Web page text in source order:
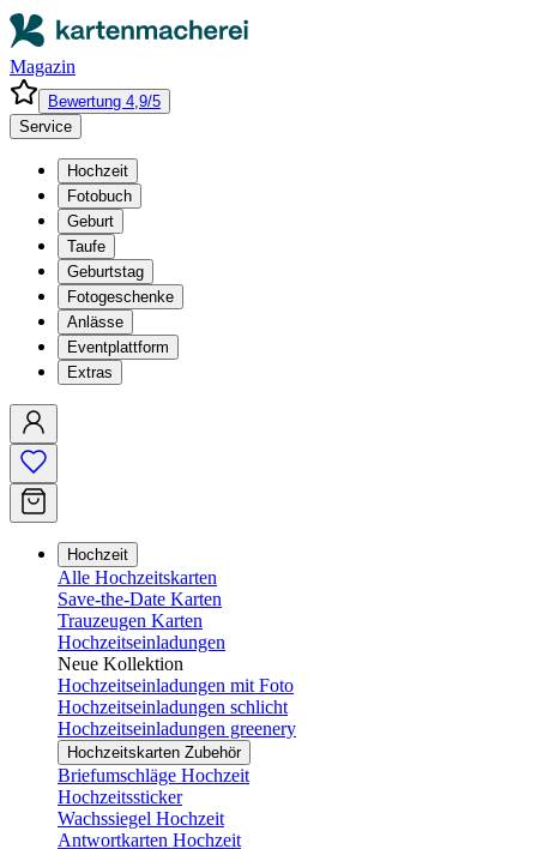
Magazin
Bewertung 4,9/5
Service
Hochzeit
Fotobuch
Geburt
Taufe
Geburtstag
Fotogeschenke
Anlässe
Eventplattform
Extras
Hochzeit
Alle Hochzeitskarten
Save-the-Date Karten
Trauzeugen Karten
Hochzeitseinladungen
Neue Kollektion
Hochzeitseinladungen mit Foto
Hochzeitseinladungen schlicht
Hochzeitseinladungen greenery
Hochzeitskarten Zubehör
Briefumschläge Hochzeit
Hochzeitssticker
Wachssiegel Hochzeit
Antwortkarten Hochzeit